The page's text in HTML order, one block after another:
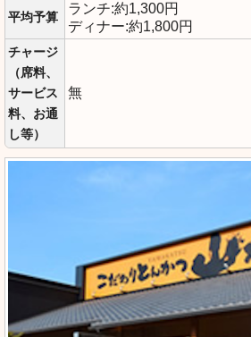
平均予算
ランチ:約1,300円
ディナー:約1,800円
チャージ
（席料、
サービス
料、お通
し等）
無